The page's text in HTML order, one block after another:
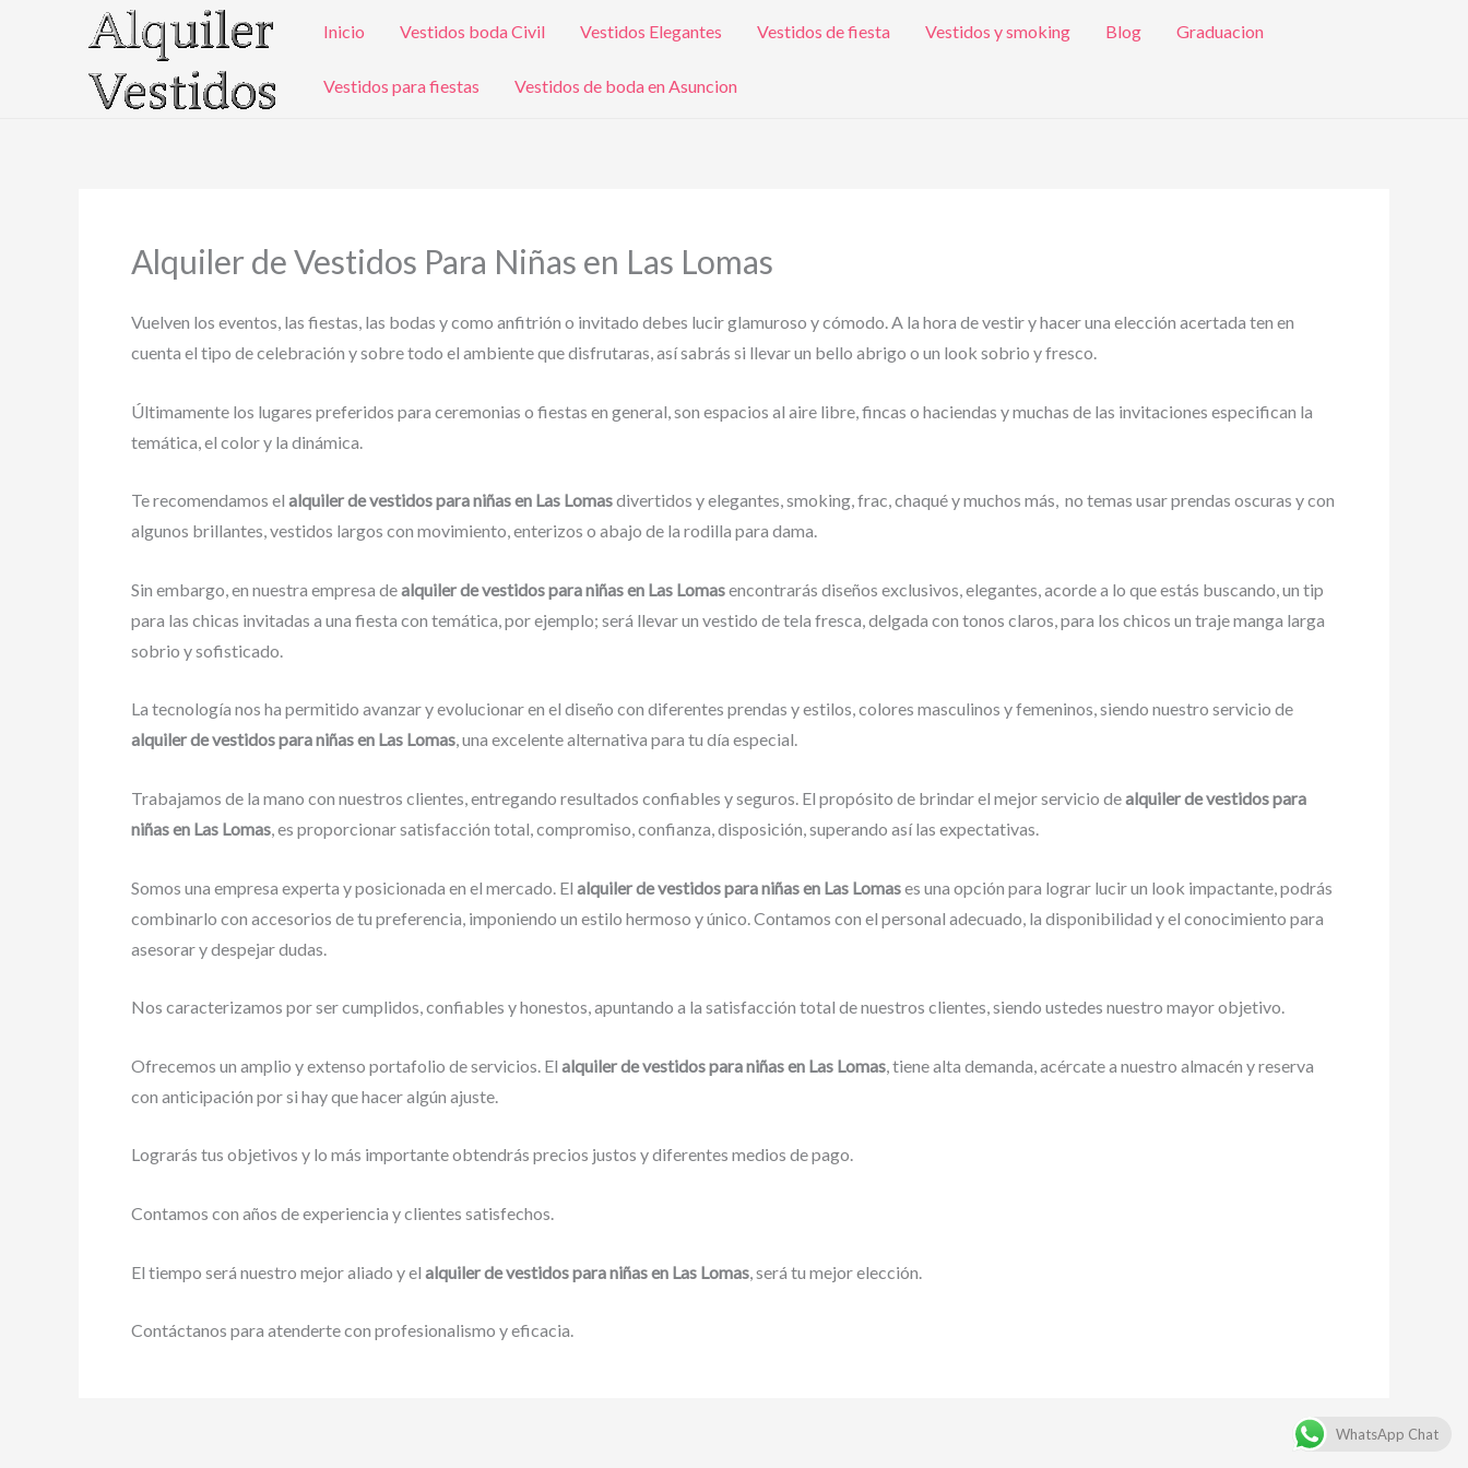
Inicio Vestidos boda Civil Vestidos Elegantes Vestidos de fiesta Vestidos y smoking Blog Graduacion
Vestidos para fiestas Vestidos de boda en Asuncion
Alquiler de Vestidos Para Niñas en Las Lomas
Vuelven los eventos, las fiestas, las bodas y como anfitrión o invitado debes lucir glamuroso y cómodo. A la hora de vestir y hacer una elección acertada ten en
cuenta el tipo de celebración y sobre todo el ambiente que disfrutaras, así sabrás si llevar un bello abrigo o un look sobrio y fresco.
Últimamente los lugares preferidos para ceremonias o fiestas en general, son espacios al aire libre, fincas o haciendas y muchas de las invitaciones especifican la
temática, el color y la dinámica.
Te recomendamos el alquiler de vestidos para niñas en Las Lomasdivertidos y elegantes, smoking, frac, chaqué y muchos más, no temas usar prendas oscuras y con
algunos brillantes, vestidos largos con movimiento, enterizos o abajo de la rodilla para dama.
Sin embargo, en nuestra empresa dealquiler de vestidos para niñas en Las Lomasencontrarás diseños exclusivos, elegantes, acorde a lo que estás buscando, un tip
para las chicas invitadas a una fiesta con temática, por ejemplo; será llevar un vestido de tela fresca, delgada con tonos claros, para los chicos un traje manga larga
sobrio y sofisticado.
La tecnología nos ha permitido avanzar y evolucionar en el diseño con diferentes prendas y estilos, colores masculinos y femeninos, siendo nuestro servicio de
alquiler de vestidos para niñas en Las Lomas, una excelente alternativa para tu día especial.
Trabajamos de la mano con nuestros clientes, entregando resultados confiables y seguros. El propósito de brindar el mejor servicio dealquiler de vestidos para
niñas en Las Lomas, es proporcionar satisfacción total, compromiso, confianza, disposición, superando así las expectativas.
Somos una empresa experta y posicionada en el mercado. El alquiler de vestidos para niñas en Las Lomases una opción para lograr lucir un look impactante, podrás
combinarlo con accesorios de tu preferencia, imponiendo un estilo hermoso y único. Contamos con el personal adecuado, la disponibilidad y el conocimiento para
asesorar y despejar dudas.
Nos caracterizamos por ser cumplidos, confiables y honestos, apuntando a la satisfacción total de nuestros clientes, siendo ustedes nuestro mayor objetivo.
Ofrecemos un amplio y extenso portafolio de servicios. El alquiler de vestidos para niñas en Las Lomas , tiene alta demanda, acércate a nuestro almacén y reserva
con anticipación por si hay que hacer algún ajuste.
Lograrás tus objetivos y lo más importante obtendrás precios justos y diferentes medios de pago.
Contamos con años de experiencia y clientes satisfechos.
El tiempo será nuestro mejor aliado y el alquiler de vestidos para niñas en Las Lomas , será tu mejor elección.
Contáctanos para atenderte con profesionalismo y eficacia.
WhatsApp Chat